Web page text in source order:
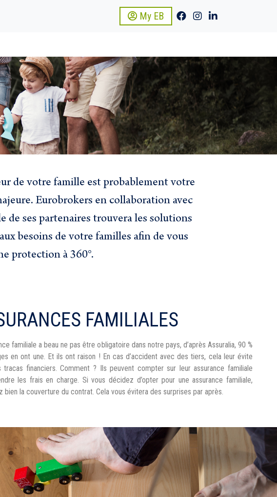
My EB
de votre famille est probablement votre
Eurobrokers en collaboration avec
de ses partenaires trouvera les solutions
besoins de votre familles afin de vous
protection à 360°.
FAMILIALES
familiale a beau ne pas être obligatoire dans notre pays, d’après Assuralia, 90 %
en ont une. Et ils ont raison ! En cas d’accident avec des tiers, cela leur évite
tracas financiers. Comment ? Ils peuvent compter sur leur assurance familiale
les frais en charge. Si vous décidez d’opter pour une assurance familiale,
bien la couverture du contrat. Cela vous évitera des surprises par après.